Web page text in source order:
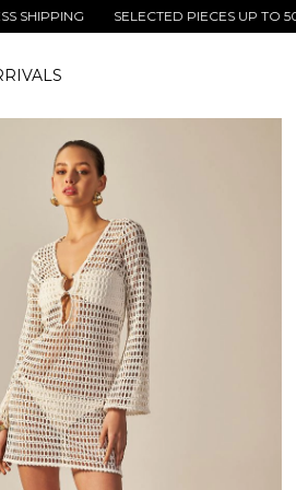
SELECTED PIECES UP TO 50% OFF